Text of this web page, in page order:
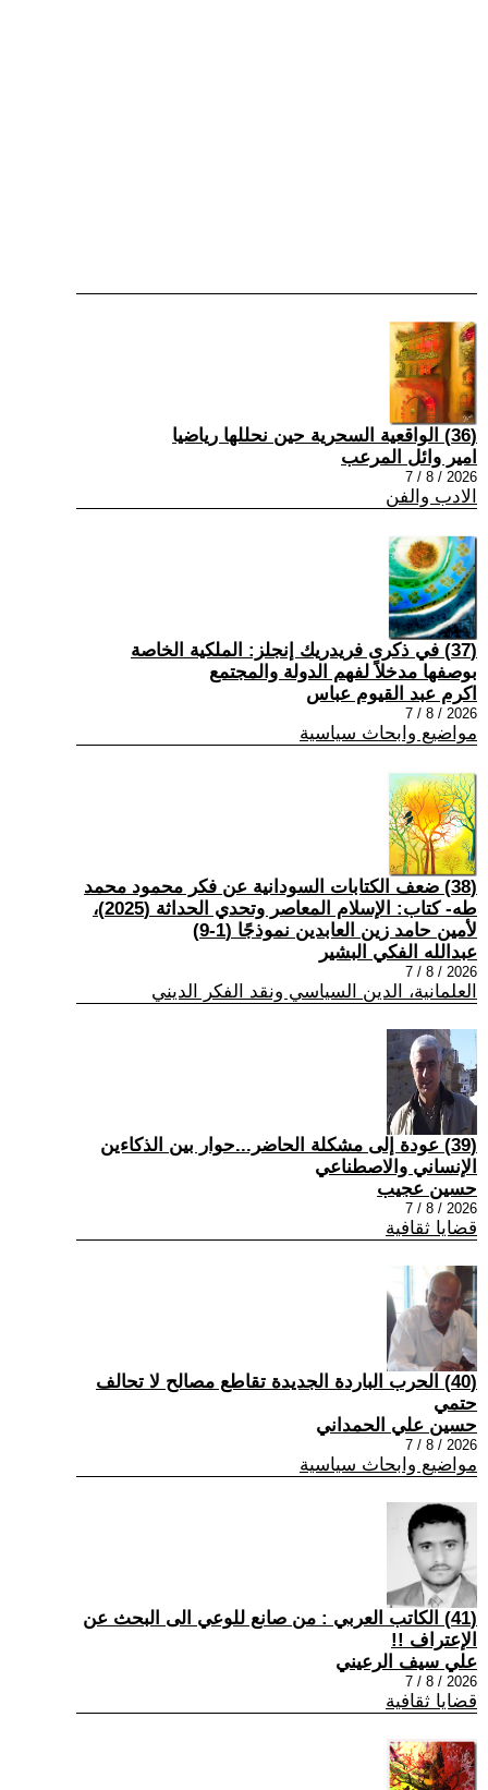
(36) الواقعية السحرية حين نحللها رياضيا
امير وائل المرعب
2026 / 8 / 7
الادب والفن
(37) في ذكرى فريدريك إنجلز: الملكية الخاصة
بوصفها مدخلاً لفهم الدولة والمجتمع
اكرم عبد القيوم عباس
2026 / 8 / 7
مواضيع وابحاث سياسية
(38) ضعف الكتابات السودانية عن فكر محمود محمد
طه- كتاب: الإسلام المعاصر وتحدي الحداثة (2025)،
لأمين حامد زين العابدين نموذجًا (1-9)
عبدالله الفكي البشير
2026 / 8 / 7
العلمانية، الدين السياسي ونقد الفكر الديني
(39) عودة إلى مشكلة الحاضر...حوار بين الذكاءين
الإنساني والاصطناعي
حسين عجيب
2026 / 8 / 7
قضايا ثقافية
(40) الحرب الباردة الجديدة تقاطع مصالح لا تحالف
حتمي
حسين علي الحمداني
2026 / 8 / 7
مواضيع وابحاث سياسية
(41) الكاتب العربي : من صانع للوعي الى البحث عن
الإعتراف !!
علي سيف الرعيني
2026 / 8 / 7
قضايا ثقافية